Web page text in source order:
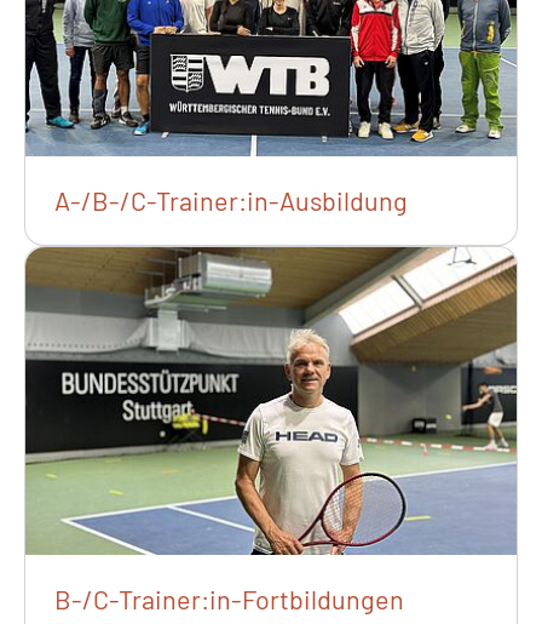
A-/B-/C-Trainer:in-Ausbildung
B-/C-Trainer:in-Fortbildungen